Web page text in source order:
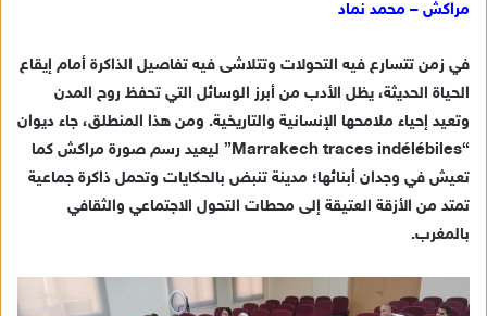
د
ا
إ
ل
ك
ت
ن
مراكش – محمد نماد
في زمن تتسارع فيه التحولات وتتلاشى فيه تفاصيل الذاكرة أمام إيقاع
الحياة الحديثة، يظل الأدب من أبرز الوسائل التي تحفظ روح المدن
وتعيد إحياء ملامحها الإنسانية والتاريخية. ومن هذا المنطلق، جاء ديوان
“Marrakech traces indélébiles” ليعيد رسم صورة مراكش كما
تعيش في وجدان أبنائها؛ مدينة تنبض بالحكايات وتحمل ذاكرة جماعية
تمتد من الأزقة العتيقة إلى محطات التحول الاجتماعي والثقافي
بالمغرب.